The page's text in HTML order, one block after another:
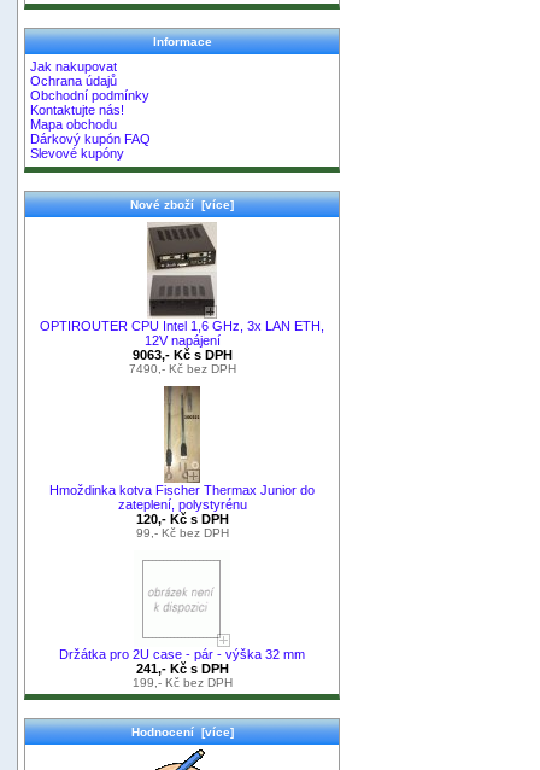
Informace
Jak nakupovat
Ochrana údajů
Obchodní podmínky
Kontaktujte nás!
Mapa obchodu
Dárkový kupón FAQ
Slevové kupóny
Nové zboží [více]
OPTIROUTER CPU Intel 1,6 GHz, 3x LAN ETH,
12V napájení
9063,- Kč s DPH
7490,- Kč bez DPH
Hmoždinka kotva Fischer Thermax Junior do
zateplení, polystyrénu
120,- Kč s DPH
99,- Kč bez DPH
Držátka pro 2U case - pár - výška 32 mm
241,- Kč s DPH
199,- Kč bez DPH
Hodnocení [více]